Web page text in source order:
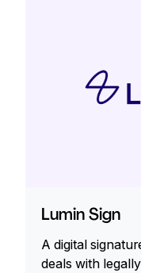
Lumin Sign
A digital
deals with